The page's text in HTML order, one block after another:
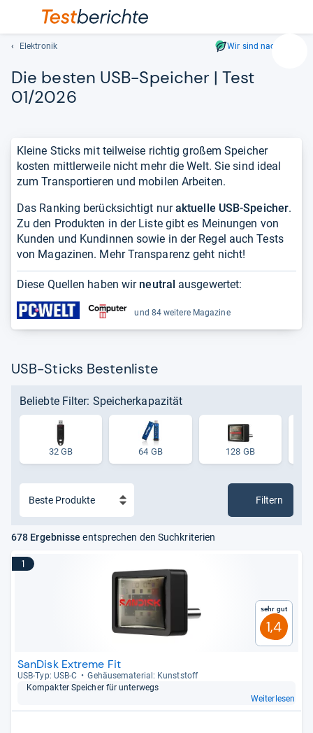
und
lassen
sich
den
Elektronik Wir sind nachhaltig
Die bes­ten USB-​Spei­cher | Test
01/2026
Kleine Sticks mit teilweise richtig großem Speicher
kosten mittlerweile nicht mehr die Welt. Sie sind ideal
zum Transportieren und mobilen Arbeiten.
Das Ranking berücksichtigt nuraktuelle USB-Speicher.
Zu den Produkten in der Liste gibt es Meinungen von
Kunden und Kundinnen sowie in der Regel auch Tests
von Magazinen. Mehr Transparenz geht nicht!
Diese Quellen haben wir neutral ausgewertet:
und 84 weitere Magazine
USB-Sticks Bestenliste
Beliebte Filter: Speicherkapazität
32 GB 64 GB 128 GB
Filtern
678 Ergebnisse entsprechen den Suchkriterien
1
Sehr gut
1,4
SanDisk Extreme Fit
USB-​Typ: USB-​C
Gehäu­se­ma­te­rial: Kunst­stoff
Kom­pak­ter Spei­cher für unter­wegs
Weiterlesen